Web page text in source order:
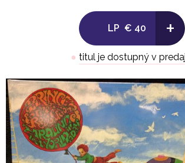
1. America 3:40
2. Pop Life 3:42
3. The Ladder 5:26
4. Temptation 8:21
LP € 40 +
● titul je dostupný v